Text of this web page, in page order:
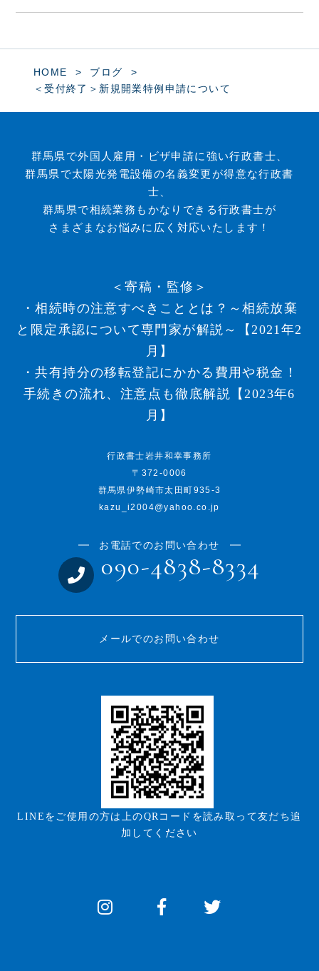
HOME
ブログ
＜受付終了＞新規開業特例申請について
群馬県で外国人雇用・ビザ申請に強い行政書士、
群馬県で太陽光発電設備の名義変更が得意な行政書
士、
群馬県で相続業務もかなりできる行政書士が
さまざまなお悩みに広く対応いたします！
＜寄稿・監修＞
・相続時の注意すべきこととは？～相続放棄
と限定承認について専門家が解説～【2021年2
月】
・共有持分の移転登記にかかる費用や税金！
手続きの流れ、注意点も徹底解説【2023年6
月】
行政書士岩井和幸事務所
〒372-0006
群馬県伊勢崎市太田町935-3
kazu_i2004@yahoo.co.jp
お電話でのお問い合わせ
090-4838-8334
メールでのお問い合わせ
LINEをご使用の方は上のQRコードを読み取って友だち追
加してください